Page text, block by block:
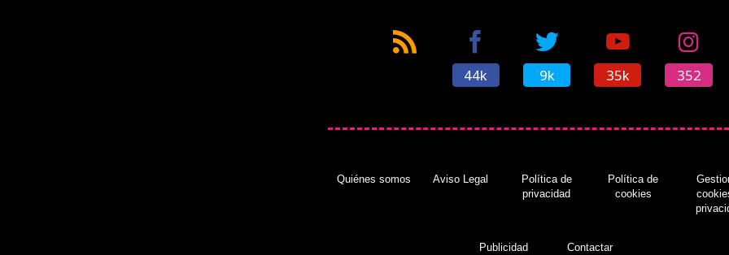
44k 9k 35k 352
Quiénes somos Aviso Legal
Política de
privacidad
Política de
cookies
Publicidad Contactar